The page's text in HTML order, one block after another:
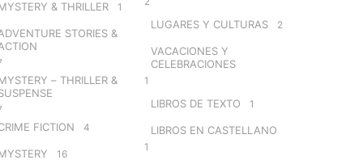
& THRILLER 1
STORIES &
– THRILLER &
FICTION 4
16
LUGARES Y CULTURAS 2
VACACIONES Y
CELEBRACIONES
1
LIBROS DE TEXTO 1
LIBROS EN CASTELLANO
1